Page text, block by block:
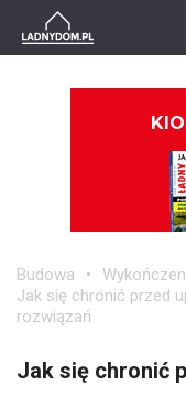
Budowa
Jak się chronić przed
rozwiązań
Jak się chronić